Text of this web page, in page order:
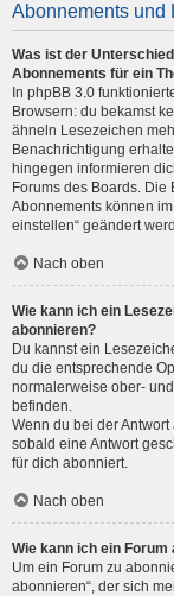
Abonnements und
Was ist der
Abonnements für ein
In phpBB 3.0
Browsern: du bekamst
ähneln Lesezeichen
Benachrichtigung
hingegen informieren
Forums des Boards.
Abonnements können
einstellen“ geändert
Nach oben
Wie kann ich ein
abonnieren?
Du kannst ein
du die entsprechende
normalerweise ober-
befinden.
Wenn du bei der
sobald eine Antwort
für dich abonniert.
Nach oben
Wie kann ich ein Forum
Um ein Forum zu
abonnieren“, der sich